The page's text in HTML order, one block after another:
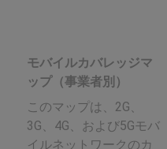
モバイルカバレッジマ
ップ（事業者別）
このマップは、2G、
3G、4G、および5Gモバ
イルネットワークのカ